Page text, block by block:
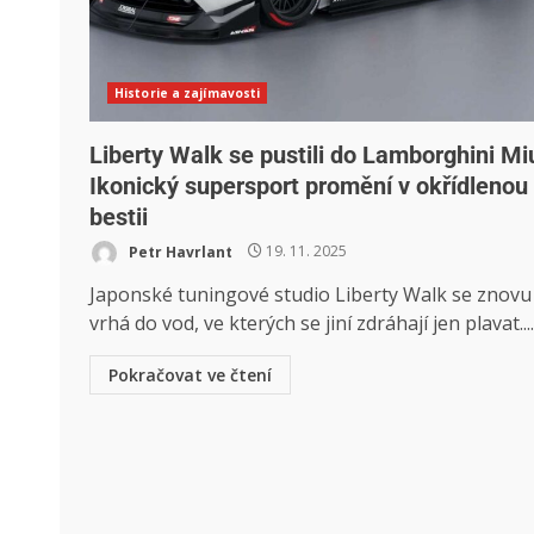
Historie a zajímavosti
Liberty Walk se pustili do Lamborghini
Ikonický supersport promění v okřídlenou
bestii
Petr Havrlant 19. 11. 2025
Japonské tuningové studio Liberty Walk se znovu
vrhá do vod, ve kterých se jiní zdráhají jen plavat....
Pokračovat ve čtení